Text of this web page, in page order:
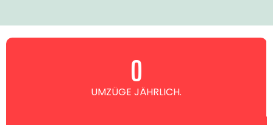
UMZÜGE JÄHRLICH.
0